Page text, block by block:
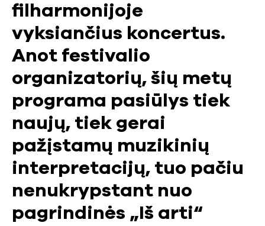
filharmonijoje
vyksiančius koncertus.
Anot festivalio
organizatorių, šių metų
programa pasiūlys tiek
naujų, tiek gerai
pažįstamų muzikinių
interpretacijų, tuo pačiu
nenukrypstant nuo
pagrindinės „Iš arti“